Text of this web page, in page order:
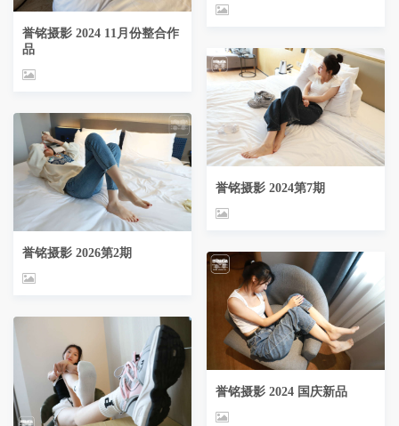
誉铭摄影 2024 11月份整合作
品
誉铭摄影 2026第2期
誉铭摄影 2024第7期
誉铭摄影 2024 国庆新品